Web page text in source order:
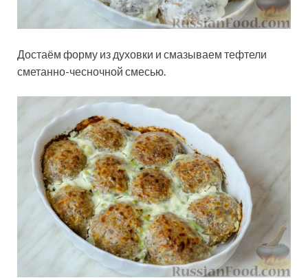
Достаём форму из духовки и смазываем тефтели
сметанно-чесночной смесью.